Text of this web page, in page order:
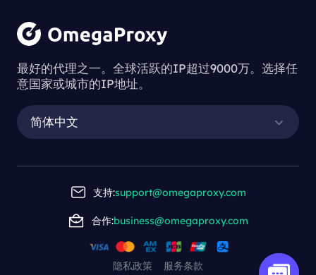
最好的代理之一。全球活跃的IP超过9000万。选择任
意国家或城市的IP地址。
简体中文
支持:support@omegaproxy.com
合作:business@omegaproxy.com
隐私政策 服务条款